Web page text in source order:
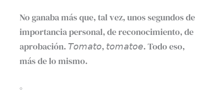
No ganaba más que, tal vez, unos segundos de
importancia personal, de reconocimiento, de
aprobación. 𝘛𝘰𝘮𝘢𝘵𝘰, 𝘵𝘰𝘮𝘢𝘵𝘰𝘦. Todo eso,
más de lo mismo.⁣
°⁣